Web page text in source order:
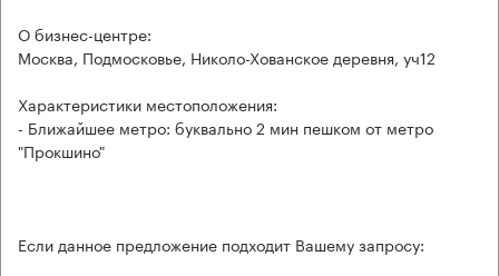
О бизнес-центре:
Москва, Подмосковье, Николо-Хованское деревня, уч12
Характеристики местоположения:
- Ближайшее метро: буквально 2 мин пешком от метро
"Прокшино"
Если данное предложение подходит Вашему запросу: